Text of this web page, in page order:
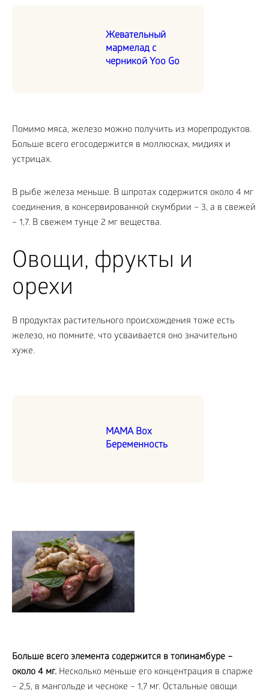
Жевательный
мармелад с
черникой Yoo Go
Помимо мяса, железо можно получить из морепродуктов.
Больше всего егосодержится в моллюсках, мидиях и
устрицах.
В рыбе железа меньше. В шпротах содержится около 4 мг
соединения, в консервированной скумбрии – 3, а в свежей
– 1,7. В свежем тунце 2 мг вещества.
Овощи, фрукты и
орехи
В продуктах растительного происхождения тоже есть
железо, но помните, что усваивается оно значительно
хуже.
MAMA Box
Беременность
Больше всего элемента содержится в топинамбуре –
около 4 мг. Несколько меньше его концентрация в спарже
– 2,5, в мангольде и чесноке – 1,7 мг. Остальные овощи